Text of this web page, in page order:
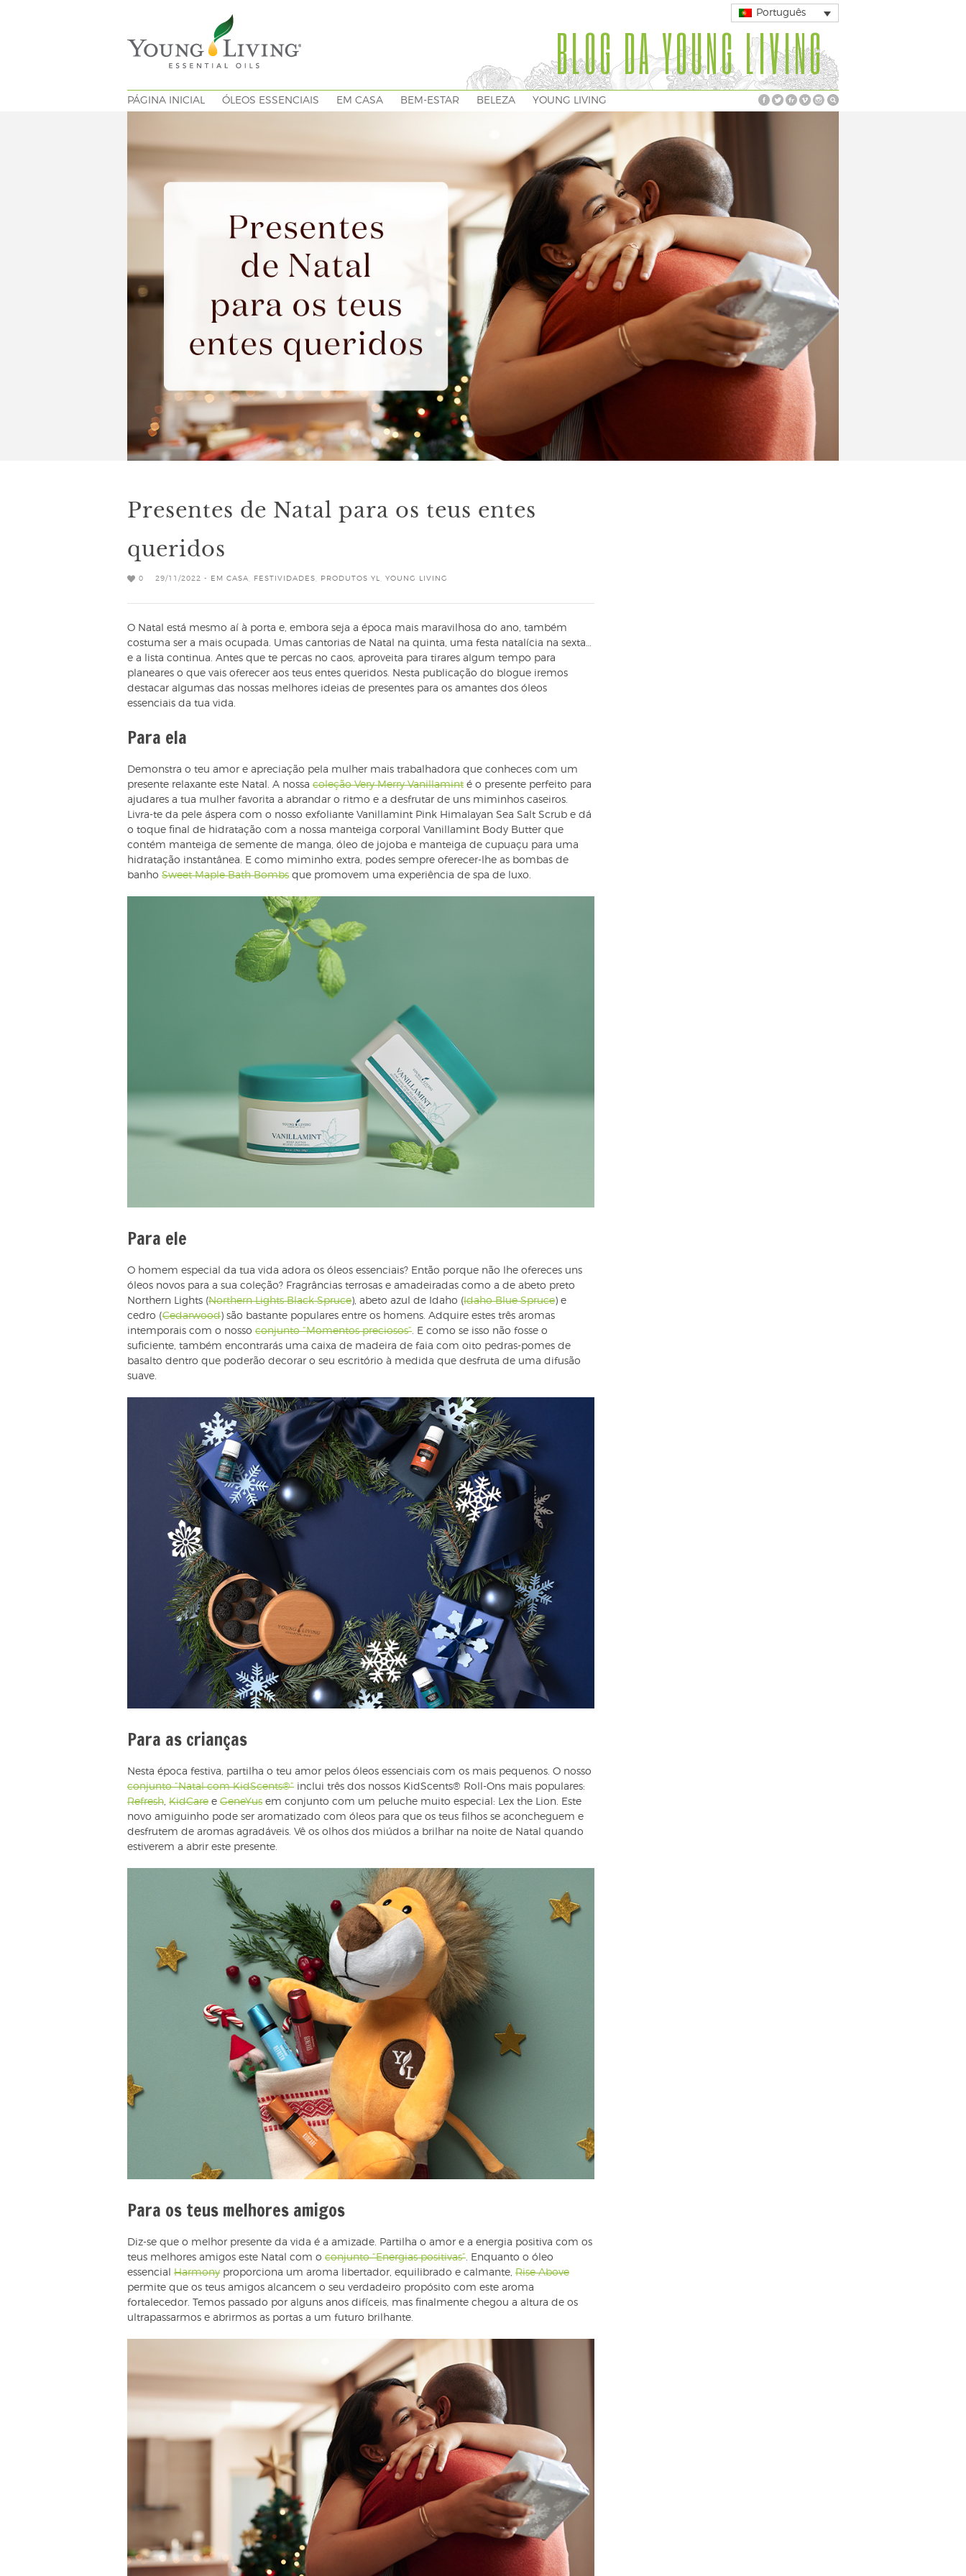
Português
BLOG DA YOUNG LIVING
PÁGINA INICIAL ÓLEOS ESSENCIAIS EM CASA BEM-ESTAR BELEZA YOUNG LIVING
Presentes de Natal para os teus entes
queridos
0 29/11/2022 - EM CASA FESTIVIDADES PRODUTOS YL YOUNG LIVING
O Natal está mesmo aí à porta e, embora seja a época mais maravilhosa do ano, também
costuma ser a mais ocupada. Umas cantorias de Natal na quinta, uma festa natalícia na sexta…
e a lista continua. Antes que te percas no caos, aproveita para tirares algum tempo para
planeares o que vais oferecer aos teus entes queridos. Nesta publicação do blogue iremos
destacar algumas das nossas melhores ideias de presentes para os amantes dos óleos
essenciais da tua vida.
Para ela
Demonstra o teu amor e apreciação pela mulher mais trabalhadora que conheces com um
presente relaxante este Natal. A nossa coleção Very Merry Vanillamint é o presente perfeito para
ajudares a tua mulher favorita a abrandar o ritmo e a desfrutar de uns miminhos caseiros.
Livra-te da pele áspera com o nosso exfoliante Vanillamint Pink Himalayan Sea Salt Scrub e dá
o toque final de hidratação com a nossa manteiga corporal Vanillamint Body Butter que
contém manteiga de semente de manga, óleo de jojoba e manteiga de cupuaçu para uma
hidratação instantânea. E como miminho extra, podes sempre oferecer-lhe as bombas de
banho Sweet Maple Bath Bombs que promovem uma experiência de spa de luxo.
Para ele
O homem especial da tua vida adora os óleos essenciais? Então porque não lhe ofereces uns
óleos novos para a sua coleção? Fragrâncias terrosas e amadeiradas como a de abeto preto
Northern Lights (Northern Lights Black Spruce), abeto azul de Idaho (Idaho Blue Spruce) e
cedro (Cedarwood) são bastante populares entre os homens. Adquire estes três aromas
intemporais com o nosso conjunto “Momentos preciosos” . E como se isso não fosse o
suficiente, também encontrarás uma caixa de madeira de faia com oito pedras-pomes de
basalto dentro que poderão decorar o seu escritório à medida que desfruta de uma difusão
suave.
Para as crianças
Nesta época festiva, partilha o teu amor pelos óleos essenciais com os mais pequenos. O nosso
conjunto “Natal com KidScents®” inclui três dos nossos KidScents® Roll-Ons mais populares:
Refresh KidCare e GeneYus em conjunto com um peluche muito especial: Lex the Lion. Este
novo amiguinho pode ser aromatizado com óleos para que os teus filhos se aconcheguem e
desfrutem de aromas agradáveis. Vê os olhos dos miúdos a brilhar na noite de Natal quando
estiverem a abrir este presente.
Para os teus melhores amigos
Diz-se que o melhor presente da vida é a amizade. Partilha o amor e a energia positiva com os
teus melhores amigos este Natal com o conjunto “Energias positivas” . Enquanto o óleo
essencial Harmony proporciona um aroma libertador, equilibrado e calmante, Rise Above
permite que os teus amigos alcancem o seu verdadeiro propósito com este aroma
fortalecedor. Temos passado por alguns anos difíceis, mas finalmente chegou a altura de os
ultrapassarmos e abrirmos as portas a um futuro brilhante.